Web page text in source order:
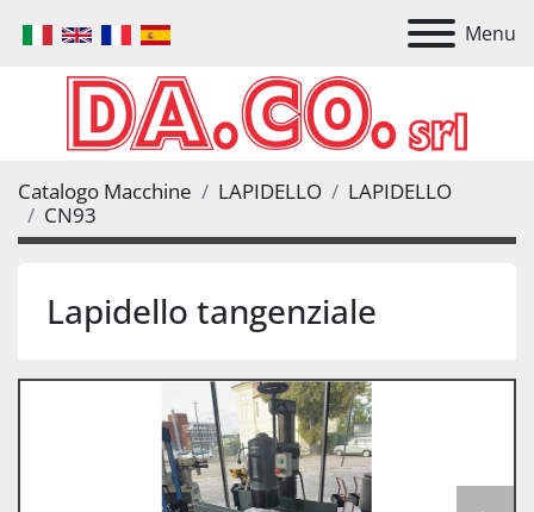
Menu
Catalogo Macchine LAPIDELLO
LAPIDELLO
CN93
Lapidello tangenziale